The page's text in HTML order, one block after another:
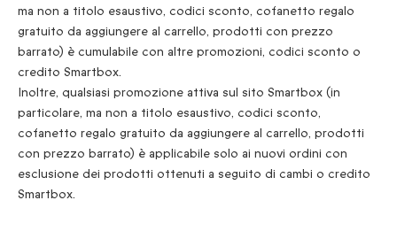
ma non a titolo esaustivo, codici sconto, cofanetto regalo
gratuito da aggiungere al carrello, prodotti con prezzo
barrato) è cumulabile con altre promozioni, codici sconto o
credito Smartbox.
Inoltre, qualsiasi promozione attiva sul sito Smartbox (in
particolare, ma non a titolo esaustivo, codici sconto,
cofanetto regalo gratuito da aggiungere al carrello, prodotti
con prezzo barrato) è applicabile solo ai nuovi ordini con
esclusione dei prodotti ottenuti a seguito di cambi o credito
Smartbox.